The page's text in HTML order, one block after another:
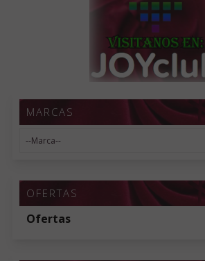
MARCAS
OFERTAS
Ofertas